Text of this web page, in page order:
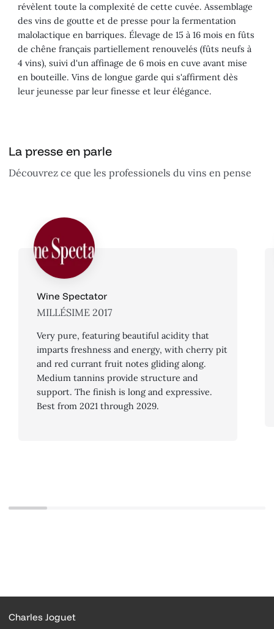
révèlent toute la complexité de cette cuvée. Assemblage
des vins de goutte et de presse pour la fermentation
malolactique en barriques. Élevage de 15 à 16 mois en fûts
de chêne français partiellement renouvelés (fûts neufs à
4 vins), suivi d'un affinage de 6 mois en cuve avant mise
en bouteille. Vins de longue garde qui s'affirment dès
leur jeunesse par leur finesse et leur élégance.
La presse en parle
Découvrez ce que les professionels du vins en pense
Wine Spectator
MILLÉSIME 2017
Very pure, featuring beautiful acidity that
imparts freshness and energy, with cherry pit
and red currant fruit notes gliding along.
Medium tannins provide structure and
support. The finish is long and expressive.
Best from 2021 through 2029.
Charles Joguet